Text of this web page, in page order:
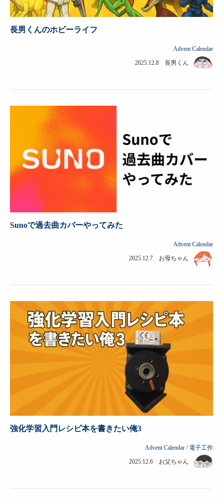
長男くんのホビーライフ
Advent Calendar
2025.12.8 長男くん
Sunoで過去曲カバーやってみた
Advent Calendar
2025.12.7 お母ちゃん
強化学習入門レシピ本を書きたい俺3
Advent Calendar / 電子工作
2025.12.6 お父ちゃん